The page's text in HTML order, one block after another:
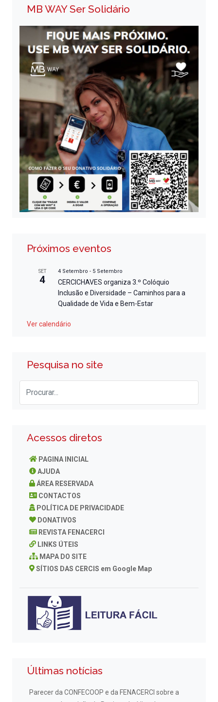
MB WAY Ser Solidário
Próximos eventos
SET
4
4 Setembro - 5 Setembro
CERCICHAVES organiza 3.º Colóquio
Inclusão e Diversidade – Caminhos para a
Qualidade de Vida e Bem-Estar
Ver calendário
Pesquisa no site
Acessos diretos
PAGINA INICIAL
AJUDA
ÁREA RESERVADA
CONTACTOS
POLÍTICA DE PRIVACIDADE
DONATIVOS
REVISTA FENACERCI
LINKS ÚTEIS
MAPA DO SITE
SÍTIOS DAS CERCIS em Google Map
Últimas notícias
Parecer da CONFECOOP e da FENACERCI sobre a